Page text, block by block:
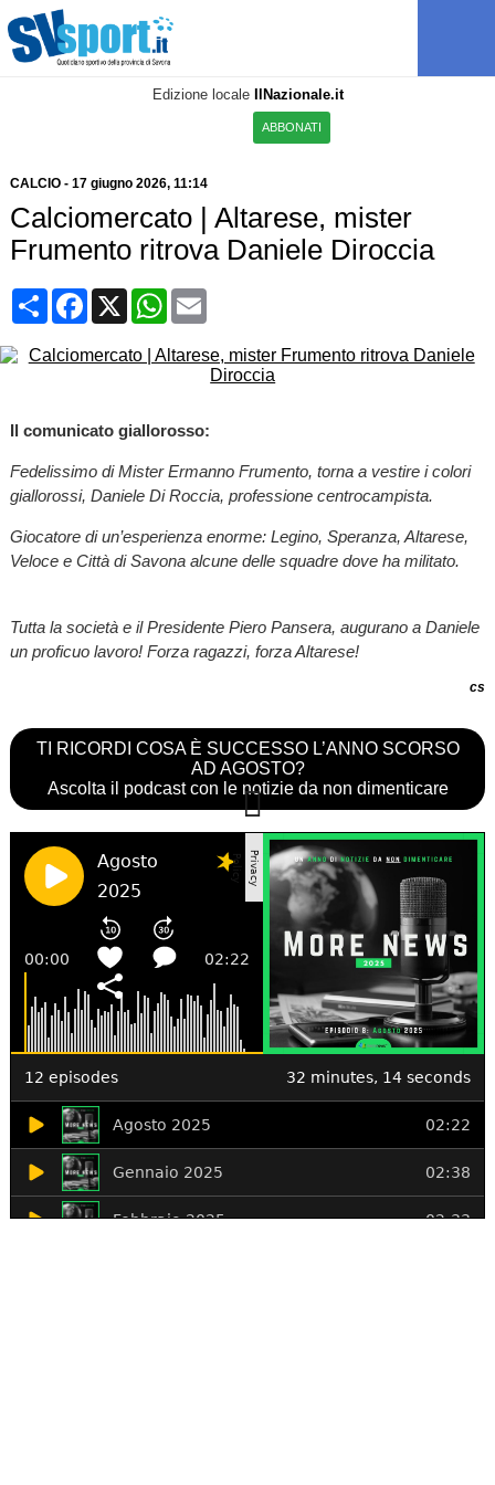
Edizione locale IlNazionale.it
ABBONATI
CALCIO- 17 giugno 2026, 11:14
Calciomercato | Altarese, mister
Frumento ritrova Daniele Diroccia
CondividiFacebook
X WhatsApp
Email
Il comunicato giallorosso:
Fedelissimo di Mister Ermanno Frumento, torna a vestire i colori
giallorossi, Daniele Di Roccia, professione centrocampista.
Giocatore di un’esperienza enorme: Legino, Speranza, Altarese,
Veloce e Città di Savona alcune delle squadre dove ha militato.
Tutta la società e il Presidente Piero Pansera, augurano a Daniele
un proficuo lavoro! Forza ragazzi, forza Altarese!
cs
TI RICORDI COSA È SUCCESSO L’ANNO SCORSO
AD AGOSTO?
Ascolta il podcast con le notizie da non dimenticare